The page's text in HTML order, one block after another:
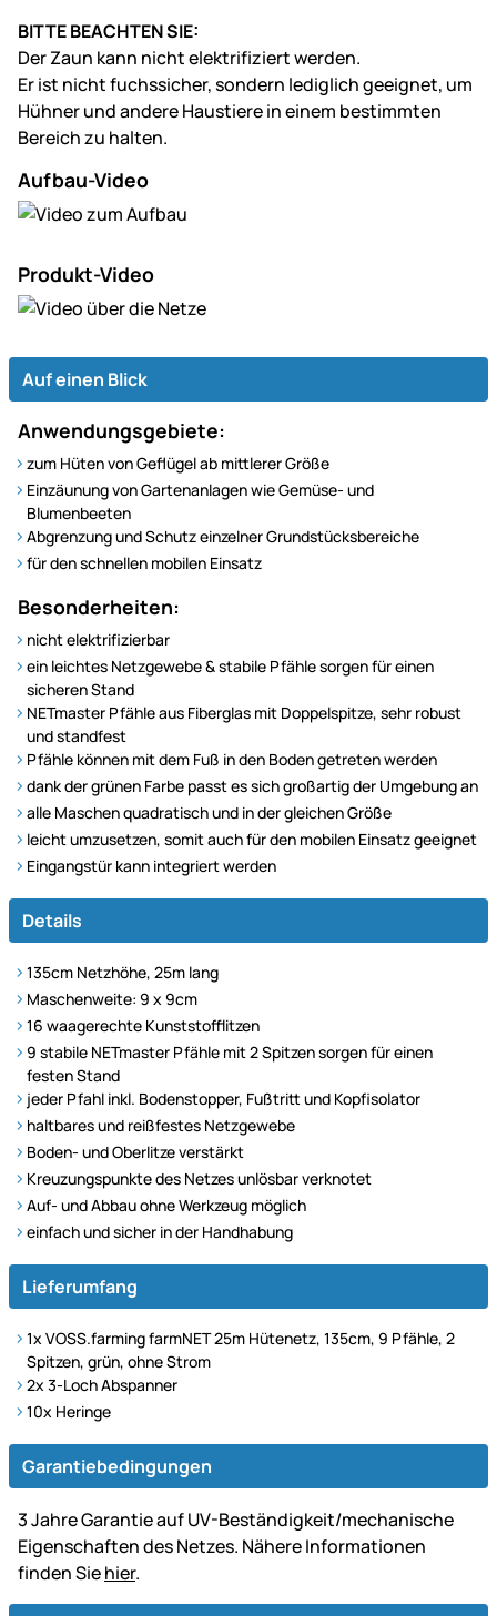
BITTE BEACHTEN SIE:
Der Zaun kann nicht elektrifiziert werden.
Er ist nicht fuchssicher, sondern lediglich geeignet, um
Hühner und andere Haustiere in einem bestimmten
Bereich zu halten.
Aufbau-Video
Produkt-Video
Auf einen Blick
Anwendungsgebiete:
zum Hüten von Geflügel ab mittlerer Größe
Einzäunung von Gartenanlagen wie Gemüse- und
Blumenbeeten
Abgrenzung und Schutz einzelner Grundstücksbereiche
für den schnellen mobilen Einsatz
Besonderheiten:
nicht elektrifizierbar
ein leichtes Netzgewebe & stabile Pfähle sorgen für einen
sicheren Stand
NETmaster Pfähle aus Fiberglas mit Doppelspitze, sehr robust
und standfest
Pfähle können mit dem Fuß in den Boden getreten werden
dank der grünen Farbe passt es sich großartig der Umgebung an
alle Maschen quadratisch und in der gleichen Größe
leicht umzusetzen, somit auch für den mobilen Einsatz geeignet
Eingangstür kann integriert werden
Details
135cm Netzhöhe, 25m lang
Maschenweite: 9 x 9cm
16 waagerechte Kunststofflitzen
9 stabile NETmaster Pfähle mit 2 Spitzen sorgen für einen
festen Stand
jeder Pfahl inkl. Bodenstopper, Fußtritt und Kopfisolator
haltbares und reißfestes Netzgewebe
Boden- und Oberlitze verstärkt
Kreuzungspunkte des Netzes unlösbar verknotet
Auf- und Abbau ohne Werkzeug möglich
einfach und sicher in der Handhabung
Lieferumfang
1x VOSS.farming farmNET 25m Hütenetz, 135cm, 9 Pfähle, 2
Spitzen, grün, ohne Strom
2x 3-Loch Abspanner
10x Heringe
Garantiebedingungen
3 Jahre Garantie auf UV-Beständigkeit/mechanische
Eigenschaften des Netzes. Nähere Informationen
finden Siehier.